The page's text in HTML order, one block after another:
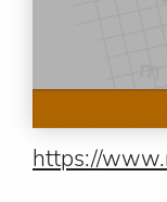
https://